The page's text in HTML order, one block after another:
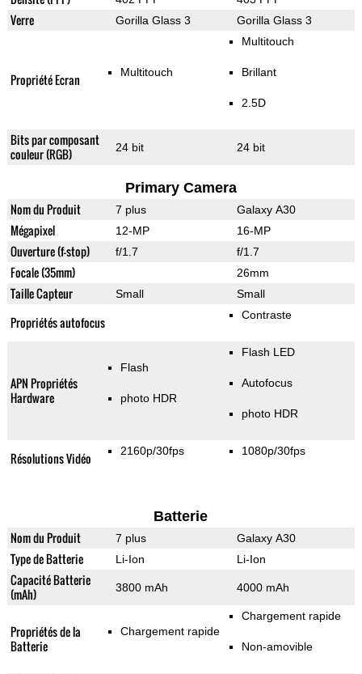
Verre Gorilla Glass 3 Gorilla Glass 3
Propriété Ecran Multitouch
Multitouch
Brillant
2.5D
Bits par composant
couleur (RGB)
24 bit 24 bit
Primary Camera
Nom du Produit 7 plus Galaxy A30
Mégapixel 12-MP 16-MP
Ouverture (f-stop) f/1.7 f/1.7
Focale (35mm) 26mm
Taille Capteur Small Small
Propriétés autofocus Contraste
APN Propriétés
Hardware
Flash
photo HDR
Flash LED
Autofocus
photo HDR
Résolutions Vidéo 2160p/30fps 1080p/30fps
Batterie
Nom du Produit 7 plus Galaxy A30
Type de Batterie Li-Ion Li-Ion
Capacité Batterie
(mAh)
3800 mAh 4000 mAh
Propriétés de la
Batterie
Chargement rapide
Chargement rapide
Non-amovible